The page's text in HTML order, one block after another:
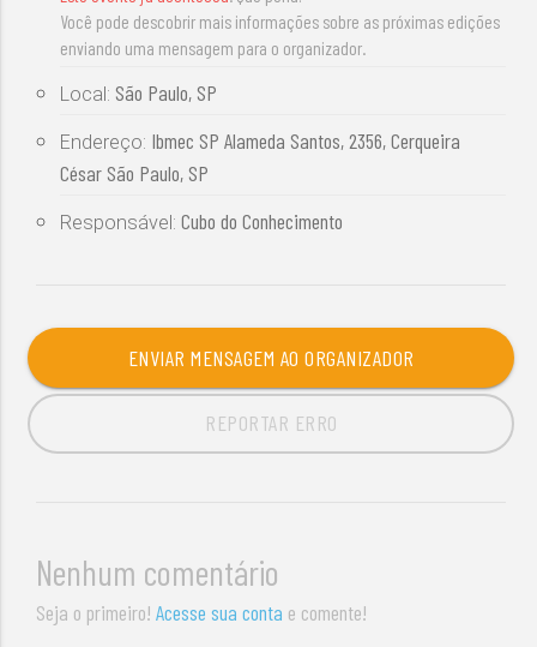
Você pode descobrir mais informações sobre as próximas edições
enviando uma mensagem para o organizador.
Local: São Paulo, SP
Endereço: Ibmec SP Alameda Santos, 2356, Cerqueira
César São Paulo, SP
Responsável:Cubo do Conhecimento
ENVIAR MENSAGEM AO ORGANIZADOR
REPORTAR ERRO
Nenhum comentário
Seja o primeiro!Acesse sua conta e comente!